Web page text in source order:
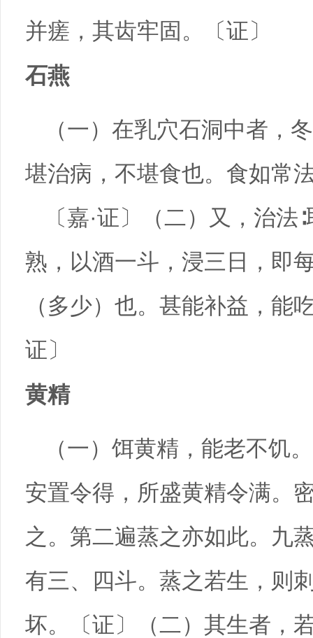
并瘥，其齿牢固。〔证〕
石燕
（一）在乳穴石洞中者，
堪治病，不堪食也。食如常
〔嘉·证〕（二）又，治
熟，以酒一斗，浸三日，即
（多少）也。甚能补益，能
证〕
黄精
（一）饵黄精，能老不饥
安置令得，所盛黄精令满。
之。第二遍蒸之亦如此。九
有三、四斗。蒸之若生，则
坏。〔证〕（二）其生者，